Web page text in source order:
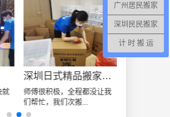
就
深圳日式精品搬家案例
师傅很积极，全程都没让我
们帮忙，我们次搬...
广州居民搬家
深圳民民搬家
计 时 搬 运